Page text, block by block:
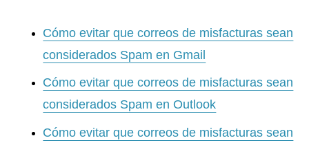
Cómo evitar que correos de misfacturas sean
considerados Spam en Gmail
Cómo evitar que correos de misfacturas sean
considerados Spam en Outlook
Cómo evitar que correos de misfacturas sean